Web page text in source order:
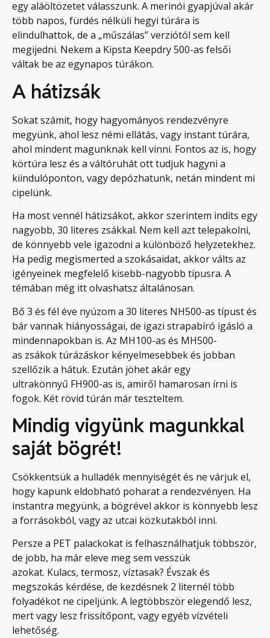
egy aláöltözetet válasszunk. A merinói gyapjúval akár
több napos, fürdés nélküli hegyi túrára is
elindulhattok, de a „műszálas” verziótól sem kell
megijedni. Nekem a Kipsta Keepdry 500-as felsői
váltak be az egynapos túrákon.
A hátizsák
Sokat számít, hogy hagyományos rendezvényre
megyünk, ahol lesz némi ellátás, vagy instant túrára,
ahol mindent magunknak kell vinni. Fontos az is, hogy
körtúra lesz és a váltóruhát ott tudjuk hagyni a
kiindulóponton, vagy depózhatunk, netán mindent mi
cipelünk.
Ha most vennél hátizsákot, akkor szerintem indíts egy
nagyobb, 30 literes zsákkal. Nem kell azt telepakolni,
de könnyebb vele igazodni a különböző helyzetekhez.
Ha pedig megismerted a szokásaidat, akkor válts az
igényeinek megfelelő kisebb-nagyobb típusra. A
témában még itt olvashatsz általánosan.
Bő 3 és fél éve nyúzom a 30 literes NH500-as típust és
bár vannak hiányosságai, de igazi strapabíró igásló a
mindennapokban is. Az MH100-as és MH500-
as zsákok túrázáskor kényelmesebbek és jobban
szellőzik a hátuk. Ezután jöhet akár egy
ultrakönnyű FH900-as is, amiről hamarosan írni is
fogok. Két rövid túrán már teszteltem.
Mindig vigyünk magunkkal
saját bögrét!
Csökkentsük a hulladék mennyiségét és ne várjuk el,
hogy kapunk eldobható poharat a rendezvényen. Ha
instantra megyünk, a bögrével akkor is könnyebb lesz
a forrásokból, vagy az utcai közkutakból inni.
Persze a PET palackokat is felhasználhatjuk többször,
de jobb, ha már eleve meg sem vesszük
azokat. Kulacs, termosz, víztasak? Évszak és
megszokás kérdése, de kezdésnek 2 liternél több
folyadékot ne cipeljünk. A legtöbbször elegendő lesz,
mert vagy lesz frissítőpont, vagy egyéb vízvételi
lehetőség.